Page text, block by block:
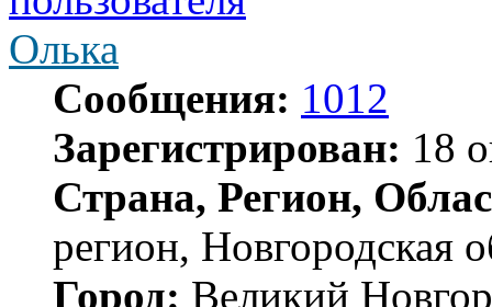
Олька
Сообщения: 1012
Зарегистрирован: 18
Страна, Регион,
регион, Новгородская
Город: Великий